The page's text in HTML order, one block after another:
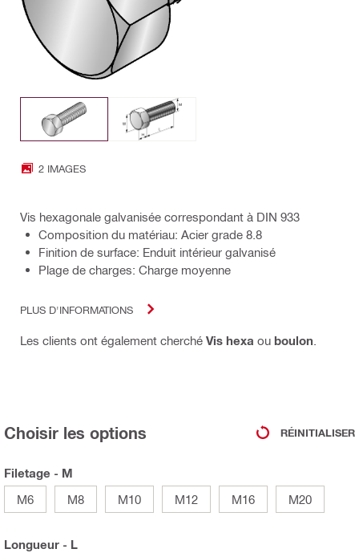
2 IMAGES
Vis hexagonale galvanisée correspondant à DIN 933
Composition du matériau: Acier grade 8.8
Finition de surface: Enduit intérieur galvanisé
Plage de charges: Charge moyenne
PLUS D'INFORMATIONS
Les clients ont également cherché Vis hexa ou boulon
Choisir les options RÉINITIALISER
Filetage - M
M6
M8 M10 M12 M16 M20
Longueur - L